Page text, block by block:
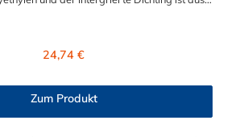
Farbcodierungen der DrumQuik PRO Serie
Regulärer Preis:
24,74 €
Zum Produkt